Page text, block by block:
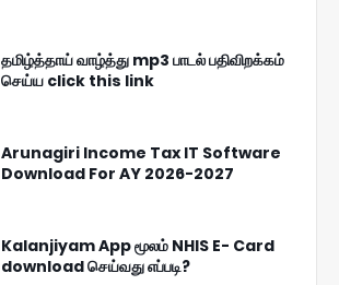
தமிழ்த்தாய் வாழ்த்து mp3 பாடல் பதிவிறக்கம்
செய்ய click this link
Arunagiri Income Tax IT Software
Download For AY 2026-2027
Kalanjiyam App மூலம் NHIS E- Card
download செய்வது எப்படி?